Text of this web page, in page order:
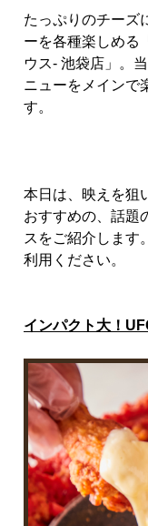
たっぷりのチーズ
ーを各種楽しめる
ウス- 池袋店」。
ニューをメインで
す。
本日は、映えを狙
おすすめの、話題
スをご紹介します
利用ください。
インパクト大！